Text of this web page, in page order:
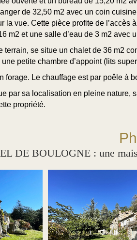
de 32,50 m2 avec un coin
la vue. Cette pièce profite de
m2 et une salle d’eau de 3 m2 avec
terrain, se situe un chalet de 36 m2
petite chambre d’appoint (lits
forage. Le chauffage est par poêle à
par sa localisation en pleine nature,
propriété.
DE BOULOGNE : une